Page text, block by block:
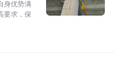
身优势满
要求，保